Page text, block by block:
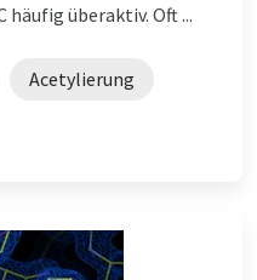
überaktiv. Oft ...
Acetylierung